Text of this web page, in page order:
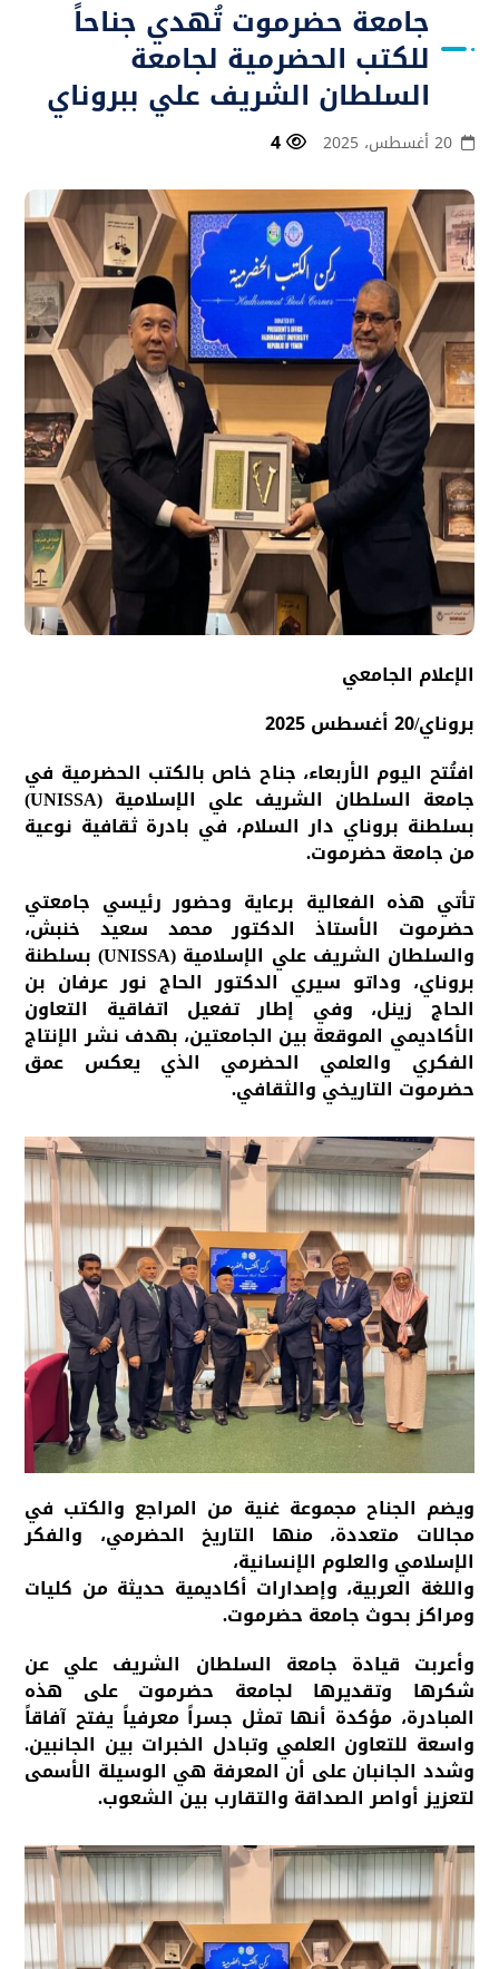
جامعة حضرموت تُهدي جناحاً
للكتب الحضرمية لجامعة
السلطان الشريف علي ببروناي
20 أغسطس، 2025 4
الإعلام الجامعي
بروناي/20 أغسطس 2025
​افتُتح اليوم الأربعاء، جناح خاص بالكتب الحضرمية في
جامعة السلطان الشريف علي الإسلامية (UNISSA)
بسلطنة بروناي دار السلام، في بادرة ثقافية نوعية
من جامعة حضرموت.
تأتي هذه الفعالية برعاية وحضور رئيسي جامعتي
حضرموت الأستاذ الدكتور محمد سعيد خنبش،
والسلطان الشريف علي الإسلامية (UNISSA) بسلطنة
بروناي، وداتو سيري الدكتور الحاج نور عرفان بن
الحاج زينل، وفي إطار تفعيل اتفاقية التعاون
الأكاديمي الموقعة بين الجامعتين، بهدف نشر الإنتاج
الفكري والعلمي الحضرمي الذي يعكس عمق
حضرموت التاريخي والثقافي.
و​يضم الجناح مجموعة غنية من المراجع والكتب في
مجالات متعددة، منها ​التاريخ الحضرمي، و​الفكر
الإسلامي والعلوم الإنسانية،
و​اللغة العربية،​ وإصدارات أكاديمية حديثة من كليات
ومراكز بحوث جامعة حضرموت.
​وأعربت قيادة جامعة السلطان الشريف علي عن
شكرها وتقديرها لجامعة حضرموت على هذه
المبادرة، مؤكدة أنها تمثل جسراً معرفياً يفتح آفاقاً
واسعة للتعاون العلمي وتبادل الخبرات بين الجانبين.
وشدد الجانبان على أن المعرفة هي الوسيلة الأسمى
لتعزيز أواصر الصداقة والتقارب بين الشعوب.